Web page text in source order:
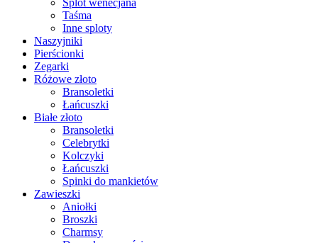
Splot wenecjana
Taśma
Inne sploty
Naszyjniki
Pierścionki
Zegarki
Różowe złoto
Bransoletki
Łańcuszki
Białe złoto
Bransoletki
Celebrytki
Kolczyki
Łańcuszki
Spinki do mankietów
Zawieszki
Aniołki
Broszki
Charmsy